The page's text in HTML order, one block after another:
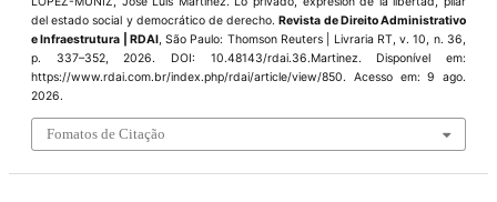
del estado social y democrático de derecho.Revista de Direito Administrativo
e Infraestrutura | RDAI, São Paulo: Thomson Reuters | Livraria RT, v. 10, n. 36,
p. 337–352, 2026. DOI: 10.48143/rdai.36.Martinez. Disponível em:
https://www.rdai.com.br/index.php/rdai/article/view/850. Acesso em: 9 ago.
2026.
Fomatos de Citação